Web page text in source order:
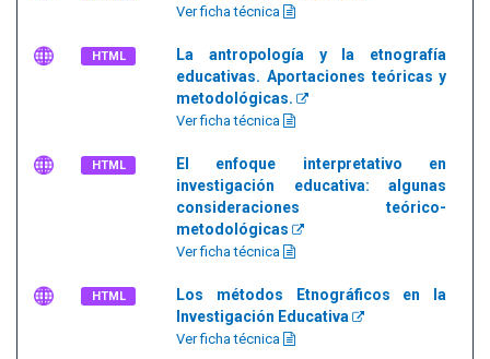
Ver ficha técnica
HTML
La antropología y la etnografía
educativas. Aportaciones teóricas y
metodológicas.
Ver ficha técnica
HTML
El enfoque interpretativo en
investigación educativa: algunas
consideraciones teórico-
metodológicas
Ver ficha técnica
HTML
Los métodos Etnográficos en la
Investigación Educativa
Ver ficha técnica